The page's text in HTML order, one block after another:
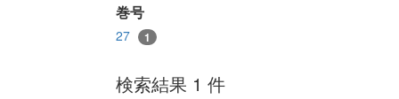
巻号
27 1
検索結果 1 件